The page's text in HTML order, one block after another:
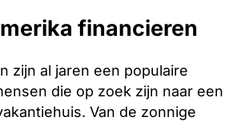
financieren
zijn al jaren een populaire
die op zoek zijn naar een
Van de zonnige